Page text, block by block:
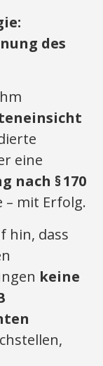
des
eine
nach §170
– mit Erfolg.
hin, dass
keine